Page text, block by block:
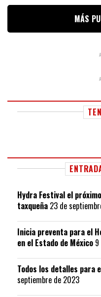
MÁS
Hydra Festival el
taxqueña 23 de
Inicia preventa para el
en el Estado de México
Todos los detalles para
septiembre de 2023